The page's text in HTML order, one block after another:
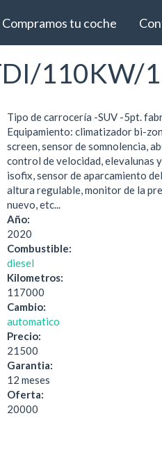
Compramos tu coche
110KW/
Tipo de carrocería -SUV -5pt.
Equipamiento: climatizador bi-
screen, sensor de somnolencia,
control de velocidad, elevalunas
isofix, sensor de aparcamiento
altura regulable, monitor de la
nuevo, etc...
Año:
2020
Combustible:
diesel
Kilometros:
117000
Cambio:
automatico
Precio:
21500
Garantia:
12 meses
Oferta:
20000